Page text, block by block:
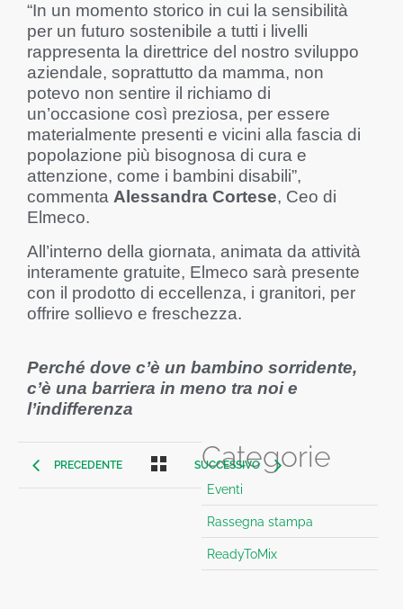
“In un momento storico in cui la sensibilità
per un futuro sostenibile a tutti i livelli
rappresenta la direttrice del nostro sviluppo
aziendale, soprattutto da mamma, non
potevo non sentire il richiamo di
un’occasione così preziosa, per essere
materialmente presenti e vicini alla fascia di
popolazione più bisognosa di cura e
attenzione, come i bambini disabili”,
commenta Alessandra Cortese, Ceo di
Elmeco.
All’interno della giornata, animata da attività
interamente gratuite, Elmeco sarà presente
con il prodotto di eccellenza, i granitori, per
offrire sollievo e freschezza.
Perché dove c’è un bambino sorridente,
c’è una barriera in meno tra noi e
l’indifferenza
PRECEDENTE SUCCESSIVO
Categorie
Eventi
Rassegna stampa
ReadyToMix